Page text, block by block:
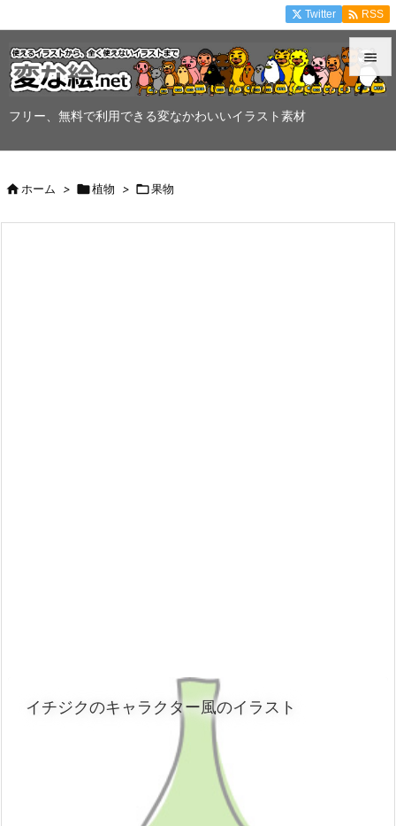
フリー、無料で利用できる変なかわいいイラスト素材


Twitter  RSS
ホーム > 植物 > 果物
イチジクのキャラクター風のイラスト